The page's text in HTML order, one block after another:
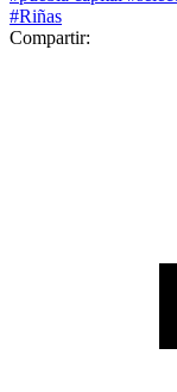
#Riñas
Compartir: